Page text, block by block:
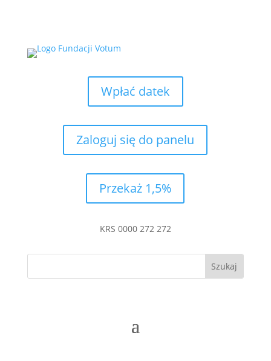
Wpłać datek
Zaloguj się do panelu
Przekaż 1,5%
KRS 0000 272 272